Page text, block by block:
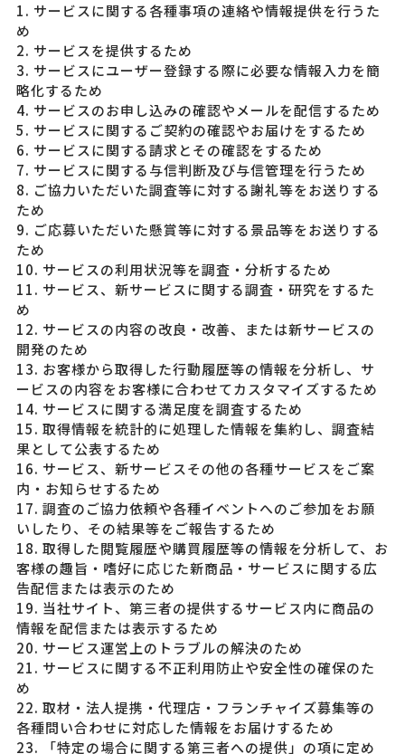
1. サービスに関する各種事項の連絡や情報提供を行うた
め
2. サービスを提供するため
3. サービスにユーザー登録する際に必要な情報入力を簡
略化するため
4. サービスのお申し込みの確認やメールを配信するため
5. サービスに関するご契約の確認やお届けをするため
6. サービスに関する請求とその確認をするため
7. サービスに関する与信判断及び与信管理を行うため
8. ご協力いただいた調査等に対する謝礼等をお送りする
ため
9. ご応募いただいた懸賞等に対する景品等をお送りする
ため
10. サービスの利用状況等を調査・分析するため
11. サービス、新サービスに関する調査・研究をするた
め
12. サービスの内容の改良・改善、または新サービスの
開発のため
13. お客様から取得した行動履歴等の情報を分析し、サ
ービスの内容をお客様に合わせてカスタマイズするため
14. サービスに関する満足度を調査するため
15. 取得情報を統計的に処理した情報を集約し、調査結
果として公表するため
16. サービス、新サービスその他の各種サービスをご案
内・お知らせするため
17. 調査のご協力依頼や各種イベントへのご参加をお願
いしたり、その結果等をご報告するため
18. 取得した閲覧履歴や購買履歴等の情報を分析して、お
客様の趣旨・嗜好に応じた新商品・サービスに関する広
告配信または表示のため
19. 当社サイト、第三者の提供するサービス内に商品の
情報を配信または表示するため
20. サービス運営上のトラブルの解決のため
21. サービスに関する不正利用防止や安全性の確保のた
め
22. 取材・法人提携・代理店・フランチャイズ募集等の
各種問い合わせに対応した情報をお届けするため
23. 「特定の場合に関する第三者への提供」の項に定め